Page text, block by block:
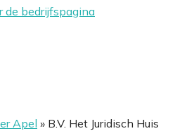
de bedrijfspagina
Apel » B.V. Het Juridisch Huis